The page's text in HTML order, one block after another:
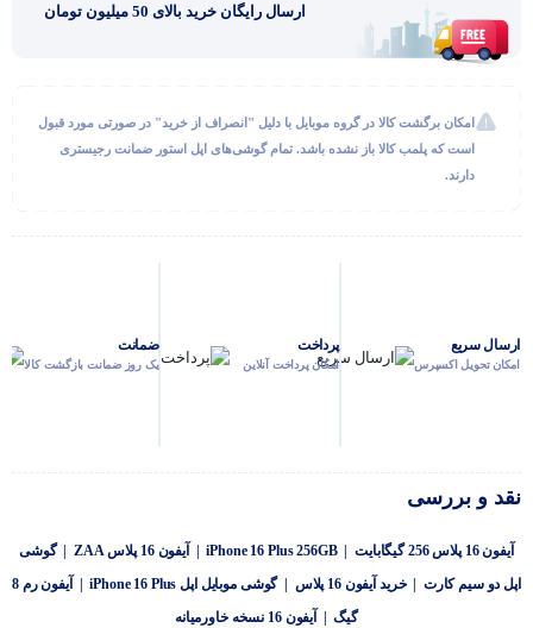
ارسال رایگان خرید بالای 50 میلیون تومان
امکان برگشت کالا در گروه موبایل با دلیل "انصراف از خرید" در صورتی مورد قبول
است که پلمب کالا باز نشده باشد. تمام گوشی‌های اپل استور ضمانت رجیستری
دارند.
ارسال سریع
امکان تحویل اکسپرس
پرداخت
امکان پرداخت آنلاین
ضمانت
یک روز ضمانت بازگشت کالا
نقد و بررسی
آیفون 16 پلاس 256 گیگابایت | iPhone 16 Plus 256GB | آیفون 16 پلاس ZAA | گوشی
اپل دو سیم کارت | خرید آیفون 16 پلاس | گوشی موبایل اپل iPhone 16 Plus | آیفون رم 8
گیگ | آیفون 16 نسخه خاورمیانه